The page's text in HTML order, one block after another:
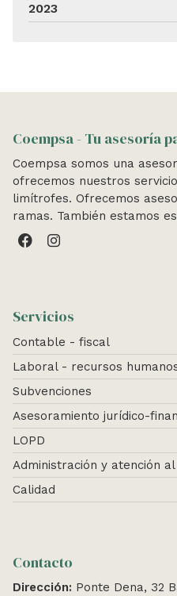
2023
Coempsa - Tu asesoría
Coempsa somos una
ofrecemos nuestros
limítrofes. Ofrecemos
ramas. También estamos
Servicios
Contable - fiscal
Laboral - recursos
Subvenciones
Asesoramiento jurídico-
LOPD
Administración y atención
Calidad
Contacto
Dirección: Ponte Dena, 32